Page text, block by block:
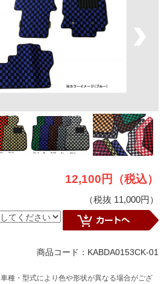
12,100円（税込）
（税抜 11,000円）
商品コード：KABDA0153CK-01
種・型式により色や形状が異なる場合がござ